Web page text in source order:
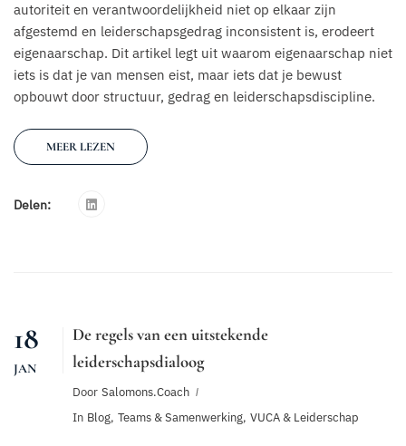
autoriteit en verantwoordelijkheid niet op elkaar zijn
afgestemd en leiderschapsgedrag inconsistent is, erodeert
eigenaarschap. Dit artikel legt uit waarom eigenaarschap niet
iets is dat je van mensen eist, maar iets dat je bewust
opbouwt door structuur, gedrag en leiderschapsdiscipline.
MEER LEZEN
Delen:
18
JAN
De regels van een uitstekende
leiderschapsdialoog
Door Salomons.coach
In Blog, Teams & Samenwerking, VUCA & Leiderschap